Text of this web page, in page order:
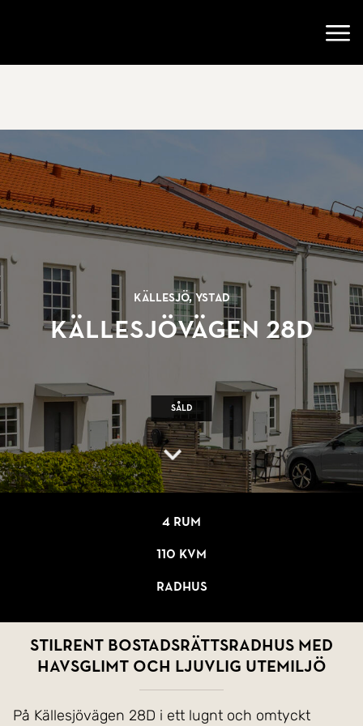
Källesjö, Ystad
Källesjövägen 28D
Såld
4 rum
110 kvm
Radhus
Stilrent bostadsrättsradhus med
havsglimt och ljuvlig utemiljö
På Källesjövägen 28D i ett lugnt och omtyckt